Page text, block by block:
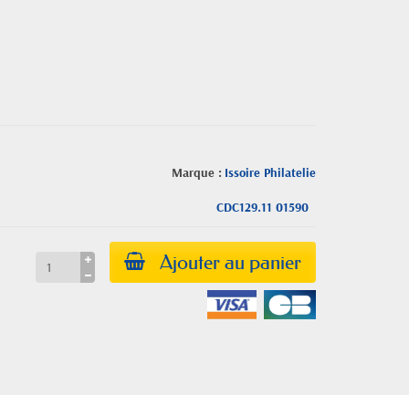
Marque : Issoire Philatelie
CDC129.11 01590
Ajouter au panier